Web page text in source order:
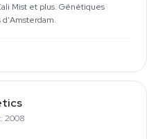
Mist et plus. Génétiques
d'Amsterdam.
2008